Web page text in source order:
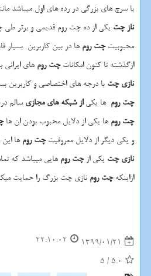
با سرچ های بزرگی در رده های اول میباشد
ناز چت یکی از ده چت روم قدیمی و برتر
محبوبیتچت رومها در بین کاربرین بسیار
ازگذشته تا کنون امکاناتچت رومهای
نازی چت با درجه های اختصاصی و کاربرین
چت روم ها یکیاز شبکه های مجازی سالم
چت رومها یکی از دلایل محبوب بودن ان ها
و یکی دیگر از دلایل معروفیتچت رومها
نازی چت یکی ازچت رومهایی میباشد که
ازاینکهچت روم نازی چت بزرگ را حمایت
1399/01/21
22:10:02
5.0
/
5